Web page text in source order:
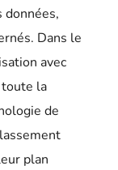
données,
Dans le
avec
toute la
de
plan